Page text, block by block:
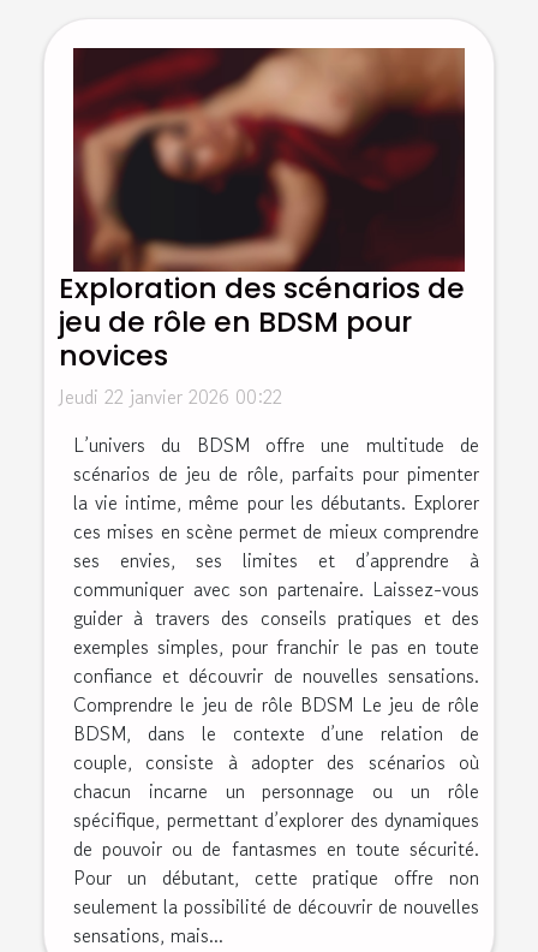
Exploration des scénarios de
jeu de rôle en BDSM pour
novices
Jeudi 22 janvier 2026 00:22
L’univers du BDSM offre une multitude de
scénarios de jeu de rôle, parfaits pour pimenter
la vie intime, même pour les débutants. Explorer
ces mises en scène permet de mieux comprendre
ses envies, ses limites et d’apprendre à
communiquer avec son partenaire. Laissez-vous
guider à travers des conseils pratiques et des
exemples simples, pour franchir le pas en toute
confiance et découvrir de nouvelles sensations.
Comprendre le jeu de rôle BDSM Le jeu de rôle
BDSM, dans le contexte d’une relation de
couple, consiste à adopter des scénarios où
chacun incarne un personnage ou un rôle
spécifique, permettant d’explorer des dynamiques
de pouvoir ou de fantasmes en toute sécurité.
Pour un débutant, cette pratique offre non
seulement la possibilité de découvrir de nouvelles
sensations, mais...